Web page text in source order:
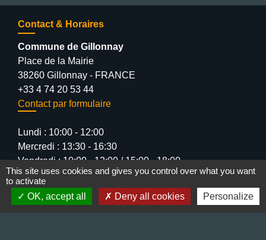
Contact & Horaires
Commune de Gillonnay
Place de la Mairie
38260 Gillonnay - FRANCE
+33 4 74 20 53 44
Contact par formulaire
Lundi : 10:00 - 12:00
Mercredi : 13:30 - 16:30
Vendredi : 10:00 - 12:00 / 15:00 - 18:00
This site uses cookies and gives you control over what you want
to activate
OK, accept all
Deny all cookies Personalize